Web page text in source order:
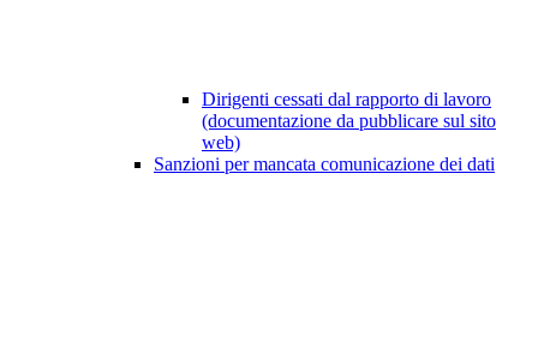
Dirigenti cessati dal rapporto di lavoro
(documentazione da pubblicare sul sito
web)
Sanzioni per mancata comunicazione dei dati